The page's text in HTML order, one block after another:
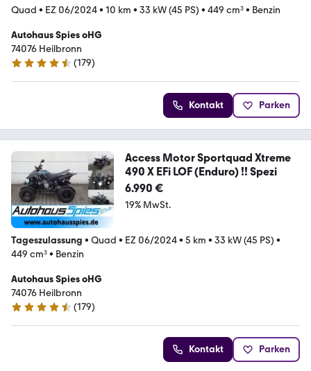
Quad • EZ 06/2024• 10 km • 33 kW (45 PS) • 449 cm³• Benzin
Autohaus Spies oHG
74076 Heilbronn
4.5 Sterne
(179)
Kontakt Parken
Access Motor Sportquad Xtreme
490 X EFi LOF (Enduro) !! Spezi
6.990 €
19% MwSt.
Tageszulassung • Quad • EZ 06/2024• 5 km • 33 kW (45 PS) •
449 cm³• Benzin
Autohaus Spies oHG
74076 Heilbronn
4.5 Sterne
(179)
Kontakt Parken